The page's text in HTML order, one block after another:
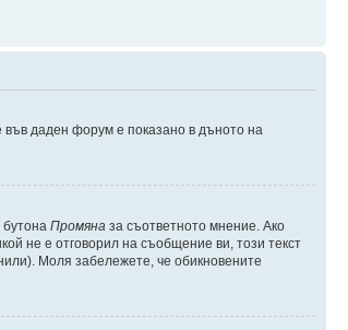
даден форум е показано в дъното на
Промяна за съответното мнение. Ако
не е отговорил на съобщение ви, този текст
Моля забележете, че обикновените